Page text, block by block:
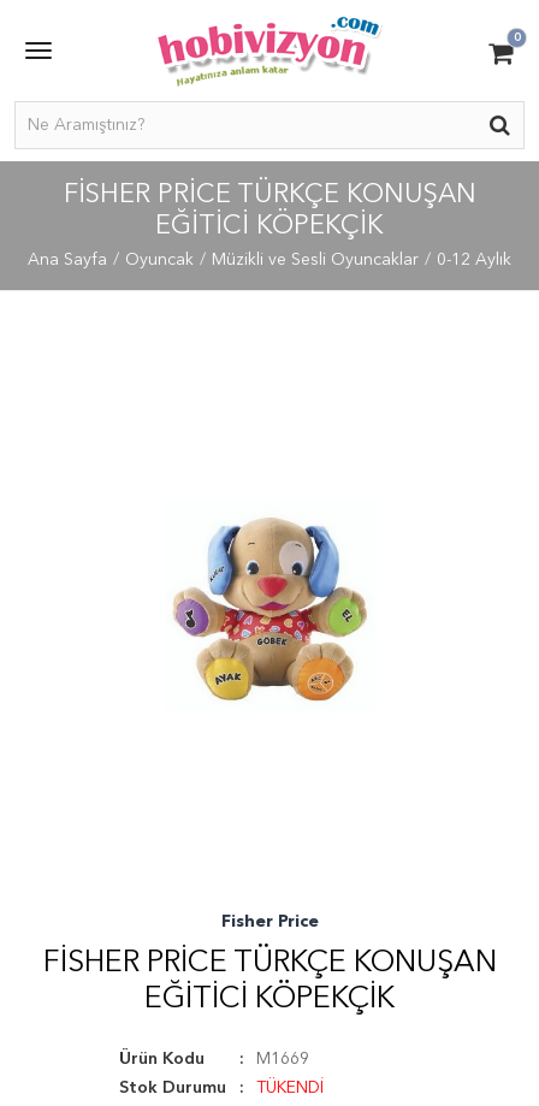
0
FISHER PRICE TÜRKÇE KONUŞAN
EĞITICI KÖPEKÇIK
Ana Sayfa Oyuncak Müzikli ve Sesli Oyuncaklar 0-12 Aylık
Fisher Price
FISHER PRICE TÜRKÇE KONUŞAN
EĞITICI KÖPEKÇIK
Ürün Kodu
M1669
Stok Durumu
TÜKENDİ